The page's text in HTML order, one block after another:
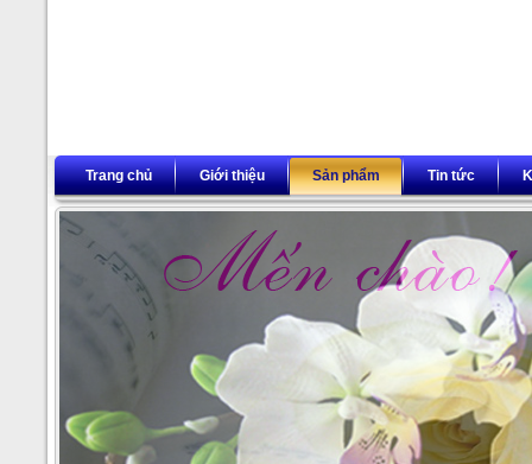
Trang chủ Giới thiệu Sản phẩm Tin tức